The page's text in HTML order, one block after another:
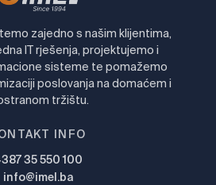
zajedno s našim klijentima,
IT rješenja, projektujemo i
sisteme te pomažemo
poslovanja na domaćem i
tržištu.
INFO
35 550 100
info@imel.ba